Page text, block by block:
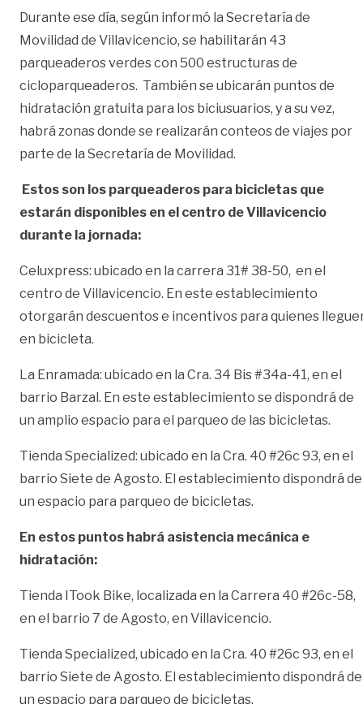
Durante ese día, según informó la Secretaría de
Movilidad de Villavicencio, se habilitarán 43
parqueaderos verdes con 500 estructuras de
cicloparqueaderos. También se ubicarán puntos de
hidratación gratuita para los biciusuarios, y a su vez,
habrá zonas donde se realizarán conteos de viajes por
parte de la Secretaría de Movilidad.
Estos son los parqueaderos para bicicletas que
estarán disponibles en el centro de Villavicencio
durante la jornada:
Celuxpress: ubicado en la carrera 31# 38-50, en el
centro de Villavicencio. En este establecimiento
otorgarán descuentos e incentivos para quienes
en bicicleta.
La Enramada: ubicado en la Cra. 34 Bis #34a-41, en el
barrio Barzal. En este establecimiento se dispondrá de
un amplio espacio para el parqueo de las bicicletas.
Tienda Specialized: ubicado en la Cra. 40 #26c 93, en el
barrio Siete de Agosto. El establecimiento dispondrá de
un espacio para parqueo de bicicletas.
En estos puntos habrá asistencia mecánica e
hidratación:
Tienda ITook Bike, localizada en la Carrera 40 #26c-58,
en el barrio 7 de Agosto, en Villavicencio.
Tienda Specialized, ubicado en la Cra. 40 #26c 93, en el
barrio Siete de Agosto. El establecimiento dispondrá de
un espacio para parqueo de bicicletas.